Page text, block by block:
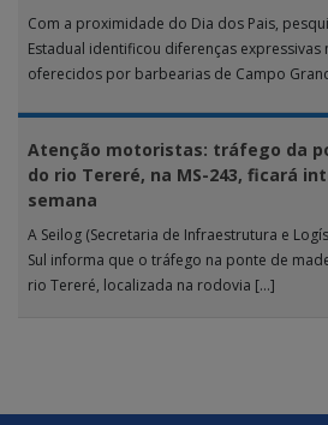
Com a proximidade do Dia dos Pais,
Estadual identificou diferenças
oferecidos por barbearias de Campo
Atenção motoristas: tráfego da
do rio Tereré, na MS-243, ficará
semana
A Seilog (Secretaria de Infraestrutura e
Sul informa que o tráfego na ponte de
rio Tereré, localizada na rodovia […]